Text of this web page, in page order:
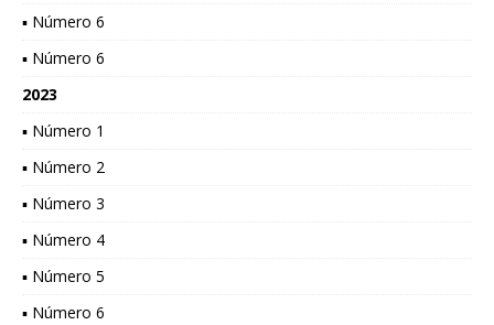
▪ Número 6
▪ Número 6
2023
▪ Número 1
▪ Número 2
▪ Número 3
▪ Número 4
▪ Número 5
▪ Número 6